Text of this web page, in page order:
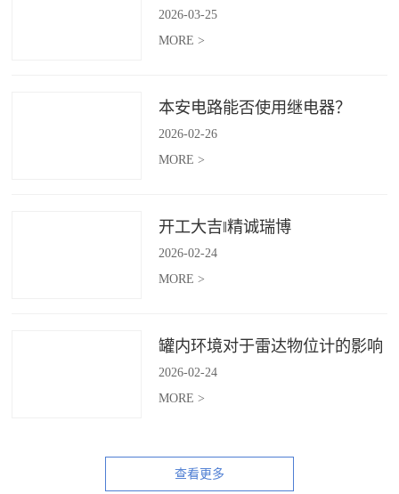
2026-03-25
MORE >
本安电路能否使用继电器？
2026-02-26
MORE >
开工大吉‖精诚瑞博
2026-02-24
MORE >
罐内环境对于雷达物位计的影响
2026-02-24
MORE >
查看更多